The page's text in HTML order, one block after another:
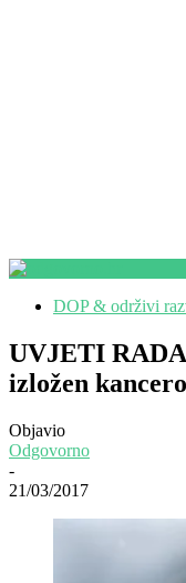
DOP & održivi
UVJETI
izložen
Objavio
Odgovorno
-
21/03/2017